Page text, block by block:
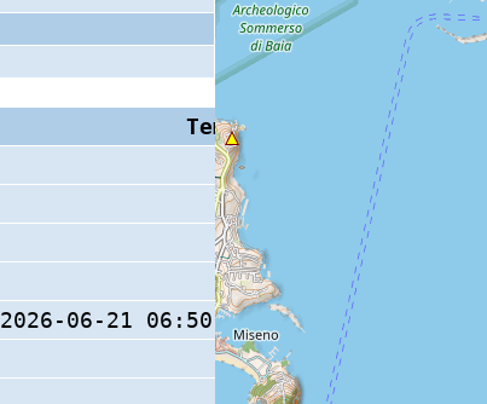
Tempo S (W/M/O)
2026-06-21 06:50:23.2 (0/ / )